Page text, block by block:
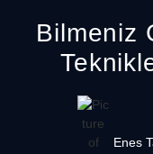
Bilmeniz
Enes